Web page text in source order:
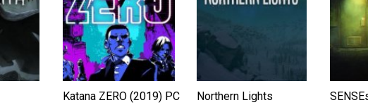
Katana ZERO (2019) PC
Northern Lights